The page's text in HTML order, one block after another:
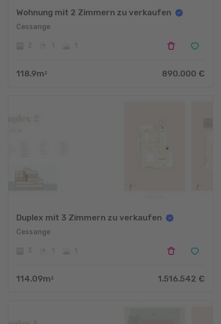
Wohnung mit 2 Zimmern zu verkaufen
Cessange
118.9m 2 890.000 €
Duplex mit 3 Zimmern zu verkaufen
Cessange
114.09m 2 1.516.542 €